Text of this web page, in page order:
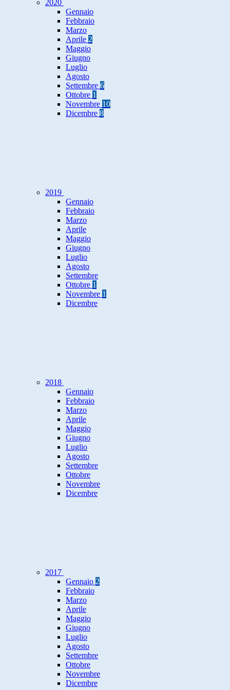
2020
Gennaio
Febbraio
Marzo
Aprile 2
Maggio
Giugno
Luglio
Agosto
Settembre 6
Ottobre 1
Novembre 10
Dicembre 8
2019
Gennaio
Febbraio
Marzo
Aprile
Maggio
Giugno
Luglio
Agosto
Settembre
Ottobre 1
Novembre 1
Dicembre
2018
Gennaio
Febbraio
Marzo
Aprile
Maggio
Giugno
Luglio
Agosto
Settembre
Ottobre
Novembre
Dicembre
2017
Gennaio 2
Febbraio
Marzo
Aprile
Maggio
Giugno
Luglio
Agosto
Settembre
Ottobre
Novembre
Dicembre